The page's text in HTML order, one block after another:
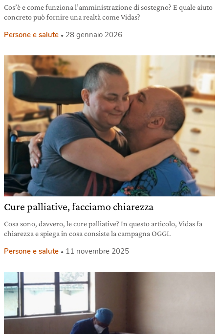
Cos’è e come funziona l’amministrazione di sostegno? E quale aiuto
concreto può fornire una realtà come Vidas?
Persone e salute 28 gennaio 2026
Cure palliative, facciamo chiarezza
Cosa sono, davvero, le cure palliative? In questo articolo, Vidas fa
chiarezza e spiega in cosa consiste la campagna OGGI.
Persone e salute 11 novembre 2025